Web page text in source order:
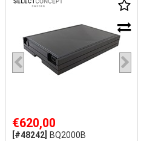
€620,00
[#48242]
BQ2000B